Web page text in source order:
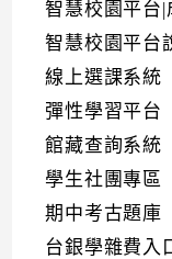
智慧校園平台|
智慧校園平台
線上選課系統
彈性學習平台
館藏查詢系統
學生社團專區
期中考古題庫
台銀學雜費入